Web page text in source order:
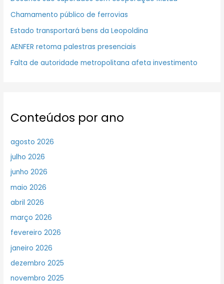
Chamamento público de ferrovias
Estado transportará bens da Leopoldina
AENFER retoma palestras presenciais
Falta de autoridade metropolitana afeta investimento
Conteúdos por ano
agosto 2026
julho 2026
junho 2026
maio 2026
abril 2026
março 2026
fevereiro 2026
janeiro 2026
dezembro 2025
novembro 2025